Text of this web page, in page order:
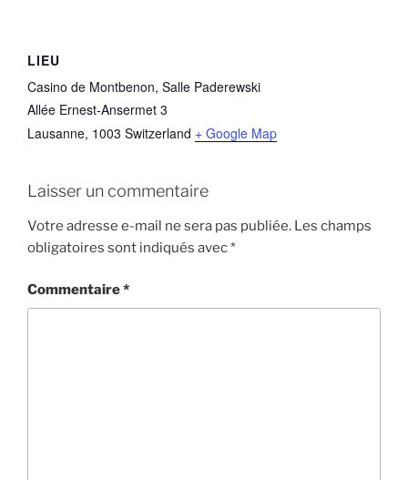
LIEU
Casino de Montbenon, Salle Paderewski
Allée Ernest-Ansermet 3
Lausanne, 1003 Switzerland + Google Map
Laisser un commentaire
Votre adresse e-mail ne sera pas publiée. Les champs
obligatoires sont indiqués avec*
Commentaire*